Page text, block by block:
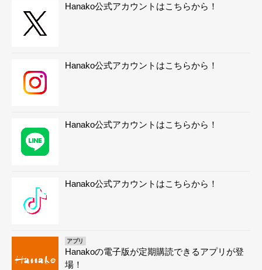
Hanako公式アカウントはこちらから！
Hanako公式アカウントはこちらから！
Hanako公式アカウントはこちらから！
Hanako公式アカウントはこちらから！
アプリ
Hanakoの電子版が定期購読できるアプリが登
場！